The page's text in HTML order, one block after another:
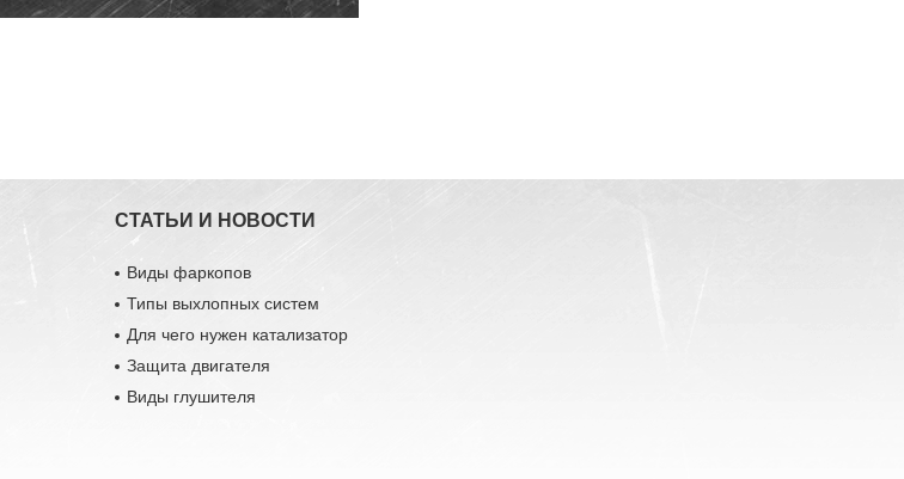
СТАТЬИ И НОВОСТИ
Виды фаркопов
Типы выхлопных систем
Для чего нужен катализатор
Защита двигателя
Виды глушителя